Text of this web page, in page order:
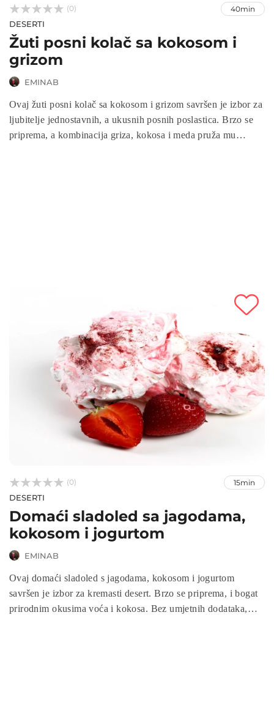


 (0) 40min
DESERTI
Žuti posni kolač sa kokosom i
grizom
EMINAB
Ovaj žuti posni kolač sa kokosom i grizom savršen je izbor za
ljubitelje jednostavnih, a ukusnih posnih poslastica. Brzo se
priprema, a kombinacija griza, kokosa i meda pruža mu


 (0) 15min
DESERTI
Domaći sladoled sa jagodama,
kokosom i jogurtom
EMINAB
Ovaj domaći sladoled s jagodama, kokosom i jogurtom
savršen je izbor za kremasti desert. Brzo se priprema, i bogat
prirodnim okusima voća i kokosa. Bez umjetnih dodataka,